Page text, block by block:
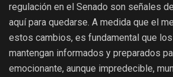
regulación en el Senado son señales
aquí para quedarse. A medida que el
estos cambios, es fundamental que
mantengan informados y preparados
emocionante, aunque impredecible,